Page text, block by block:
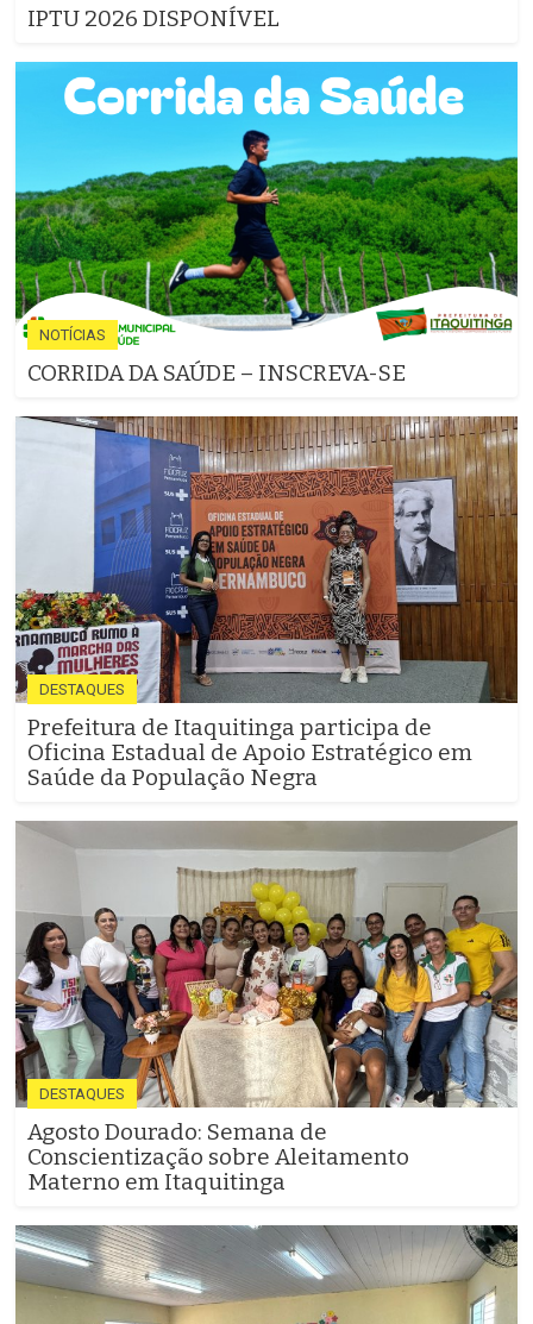
IPTU 2026 DISPONÍVEL
NOTÍCIAS
CORRIDA DA SAÚDE – INSCREVA-SE
DESTAQUES
Prefeitura de Itaquitinga participa de
Oficina Estadual de Apoio Estratégico em
Saúde da População Negra
DESTAQUES
Agosto Dourado: Semana de
Conscientização sobre Aleitamento
Materno em Itaquitinga